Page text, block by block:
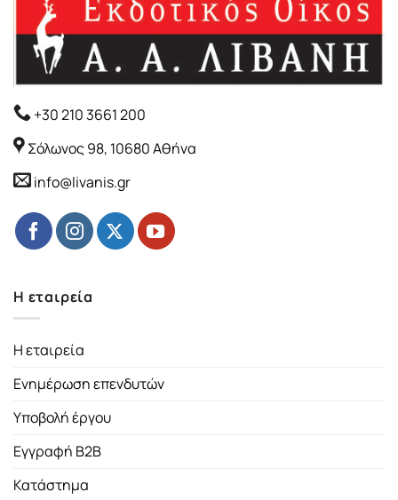
+30 210 3661 200
Σόλωνος 98, 10680 Αθήνα
info@livanis.gr
Η εταιρεία
Η εταιρεία
Ενημέρωση επενδυτών
Υποβολή έργου
Εγγραφή B2B
Κατάστημα